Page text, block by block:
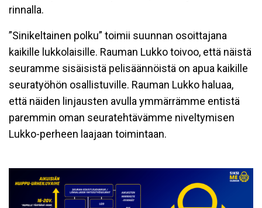
rinnalla.
”Sinikeltainen polku” toimii suunnan osoittajana
kaikille lukkolaisille. Rauman Lukko toivoo, että näistä
seuramme sisäisistä pelisäännöistä on apua kaikille
seuratyöhön osallistuville. Rauman Lukko haluaa,
että näiden linjausten avulla ymmärrämme entistä
paremmin oman seuratehtävämme niveltymisen
Lukko-perheen laajaan toimintaan.